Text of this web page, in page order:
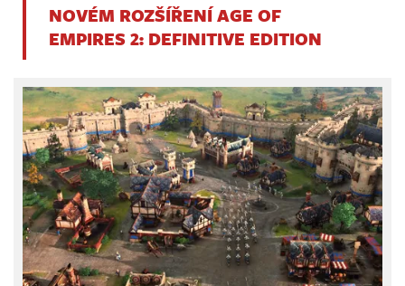
NOVÉM ROZŠÍŘENÍ AGE OF
EMPIRES 2: DEFINITIVE EDITION